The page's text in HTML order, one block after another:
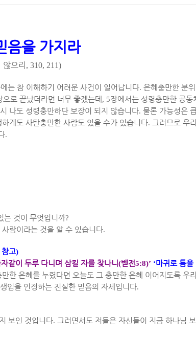
음을 가지라
으리 , 310, 211)
는 참 이해하기 어려운 사건이 일어납니다. 은혜충만한 분
으로 끝났더라면 너무 좋겠는데 , 5장에서는 성령충만한 공동
나도 성령충만하단 보장이 되지 않습니다. 물론 가능성은
게도 사탄충만한 사람도 있을 수가 있습니다. 그러므로 우
.
는 것이 무엇입니까?
람이라는 것을 알 수 있습니다.
참고)
같이 두루 다니며 삼킬 자를 찾나니(벧전5:8)’ ‘마귀로 틈을
만한 은혜를 누렸다면 오늘도 그 충만한 은혜 이어지도록 우
임을 인정하는 진실한 믿음의 자세입니다.
보인 것입니다. 그러면서도 저들은 자신들이 지금 하나님